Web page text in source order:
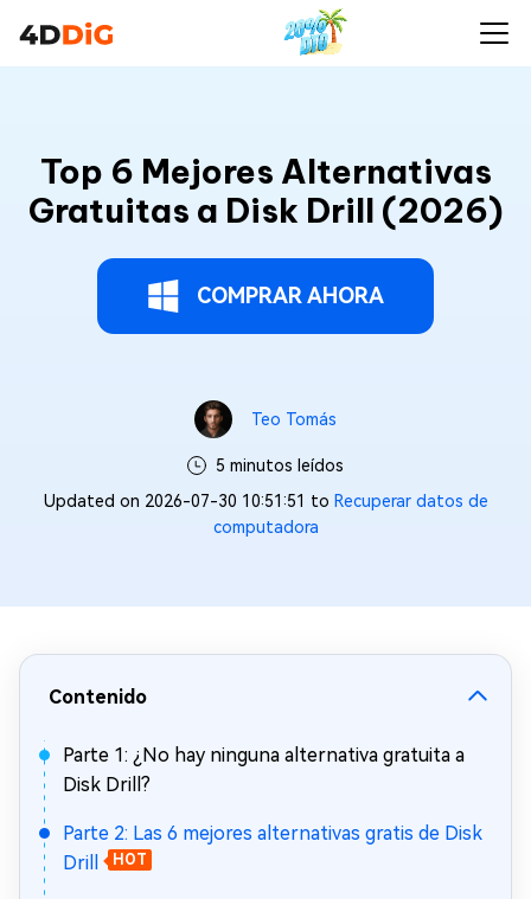
Top 6 Mejores Alternativas
Gratuitas a Disk Drill (2026)
COMPRAR AHORA
Teo Tomás
5 minutos leídos
Updated on 2026-07-30 10:51:51 to Recuperar datos de
computadora
Contenido
Parte 1: ¿No hay ninguna alternativa gratuita a
Disk Drill?
Parte 2: Las 6 mejores alternativas gratis de Disk
Drill
HOT